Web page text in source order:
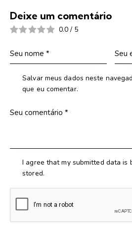
Deixe um comentário
0.0 / 5
Salvar meus dados neste
que eu comentar.
I agree that my submitted data is
stored.